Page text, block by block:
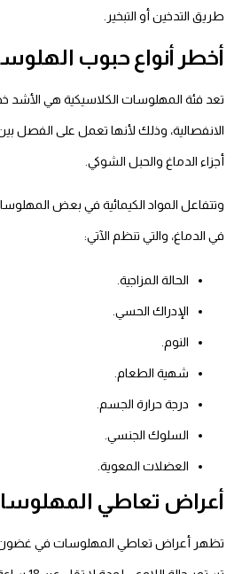
طريق التدخين أو التبخير.
أخطر أنواع حبوب
تعد فئة المهلوسات الكلاسيكية هي
الانفصالية، وذلك لأنها تعمل على الفصل
أجزاء الدماغ والحبل الشوكي.
وتتفاعل المواد الكيمائية في بعض
في الدماغ، والتي تنظم الآتي:
الحالة المزاجية.
الإدراك الحسي.
النوم.
شهية الطعام.
درجة حرارة الجسم.
السلوك الجنسي.
العضلات المعوية.
أعراض تعاطي